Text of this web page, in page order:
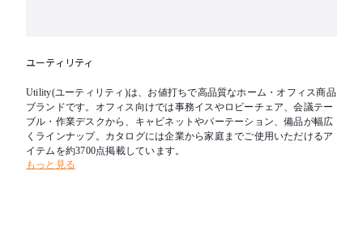
ユーティリティ
Utility(ユーティリティ)は、お値打ちで高品質なホーム・オフィス商品
ブランドです。オフィス向けでは事務イスやロビーチェア、会議テー
ブル・作業デスクから、キャビネットやパーテーション、備品が幅広
くラインナップ。カタログには企業から家庭までご使用いただけるア
イテムを約3700点掲載しています。
もっと見る